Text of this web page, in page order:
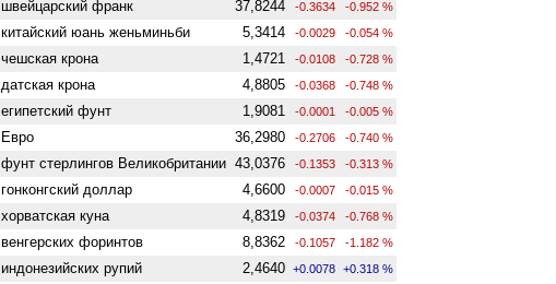
швейцарский франк 37,8244 -0.3634 -0.952 %
китайский юань женьминьби 5,3414 -0.0029 -0.054 %
чешская крона 1,4721 -0.0108 -0.728 %
датская крона 4,8805 -0.0368 -0.748 %
египетский фунт 1,9081 -0.0001 -0.005 %
Евро 36,2980 -0.2706 -0.740 %
фунт стерлингов Велико­британии 43,0376 -0.1353 -0.313 %
гонконгский доллар 4,6600 -0.0007 -0.015 %
хорватская куна 4,8319 -0.0374 -0.768 %
венгерских форинтов 8,8362 -0.1057 -1.182 %
индонезийских рупий 2,4640 +0.0078 +0.318 %